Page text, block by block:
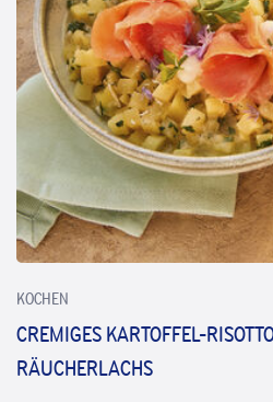
KOCHEN
CREMIGES KARTOFFEL-
RÄUCHERLACHS